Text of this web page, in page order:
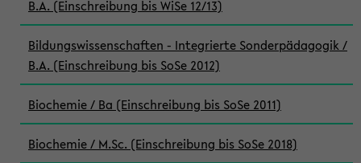
B.A. (Einschreibung bis WiSe 12/13)
Bildungswissenschaften - Integrierte Sonderpädagogik /
B.A. (Einschreibung bis SoSe 2012)
Biochemie / Ba (Einschreibung bis SoSe 2011)
Biochemie / M.Sc. (Einschreibung bis SoSe 2018)